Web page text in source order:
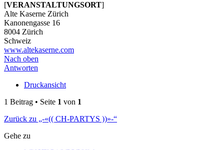
[VERANSTALTUNGSORT]
Alte Kaserne Zürich
Kanonengasse 16
8004 Zürich
Schweiz
www.altekaserne.com
Nach oben
Antworten
Druckansicht
1 Beitrag • Seite 1 von 1
Zurück zu „-«(( CH-PARTYS ))»-“
Gehe zu